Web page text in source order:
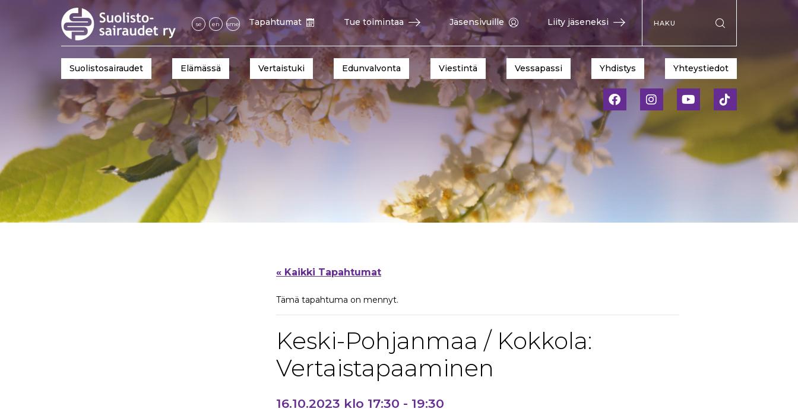
se en sme Tapahtumat Tue toimintaa Jäsensivuille Liity jäseneksi
Hae sivustolta
Suolistosairaudet Elämässä Vertaistuki Edunvalvonta Viestintä Vessapassi Yhdistys Yhteystiedot
« Kaikki Tapahtumat
Tämä tapahtuma on mennyt.
Keski-Pohjanmaa / Kokkola:
Vertaistapaaminen
16.10.2023 klo 17:30 - 19:30